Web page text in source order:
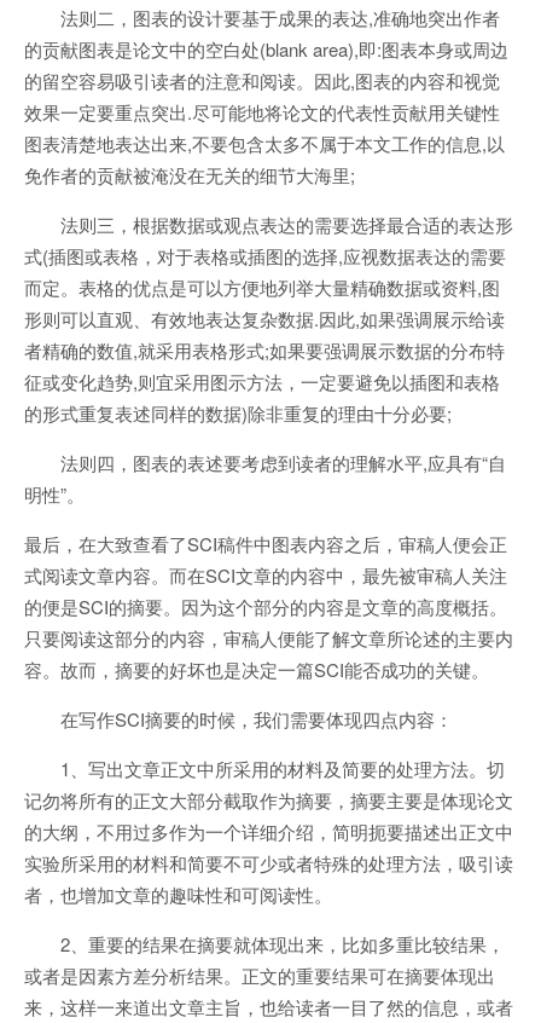
法则二，图表的设计要基于成果的表达,准确地突出作者
的贡献图表是论文中的空白处(blank area),即:图表本身或周边
的留空容易吸引读者的注意和阅读。因此,图表的内容和视觉
效果一定要重点突出.尽可能地将论文的代表性贡献用关键性
图表清楚地表达出来,不要包含太多不属于本文工作的信息,以
免作者的贡献被淹没在无关的细节大海里;
法则三，根据数据或观点表达的需要选择最合适的表达形
式(插图或表格，对于表格或插图的选择,应视数据表达的需要
而定。表格的优点是可以方便地列举大量精确数据或资料,图
形则可以直观、有效地表达复杂数据.因此,如果强调展示给读
者精确的数值,就采用表格形式;如果要强调展示数据的分布特
征或变化趋势,则宜采用图示方法，一定要避免以插图和表格
的形式重复表述同样的数据)除非重复的理由十分必要;
法则四，图表的表述要考虑到读者的理解水平,应具有“自
明性”。
最后，在大致查看了SCI稿件中图表内容之后，审稿人便会正
式阅读文章内容。而在SCI文章的内容中，最先被审稿人关注
的便是SCI的摘要。因为这个部分的内容是文章的高度概括。
只要阅读这部分的内容，审稿人便能了解文章所论述的主要内
容。故而，摘要的好坏也是决定一篇SCI能否成功的关键。
在写作SCI摘要的时候，我们需要体现四点内容：
1、写出文章正文中所采用的材料及简要的处理方法。切
记勿将所有的正文大部分截取作为摘要，摘要主要是体现论文
的大纲，不用过多作为一个详细介绍，简明扼要描述出正文中
实验所采用的材料和简要不可少或者特殊的处理方法，吸引读
者，也增加文章的趣味性和可阅读性。
2、重要的结果在摘要就体现出来，比如多重比较结果，
或者是因素方差分析结果。正文的重要结果可在摘要体现出
来，这样一来道出文章主旨，也给读者一目了然的信息，或者